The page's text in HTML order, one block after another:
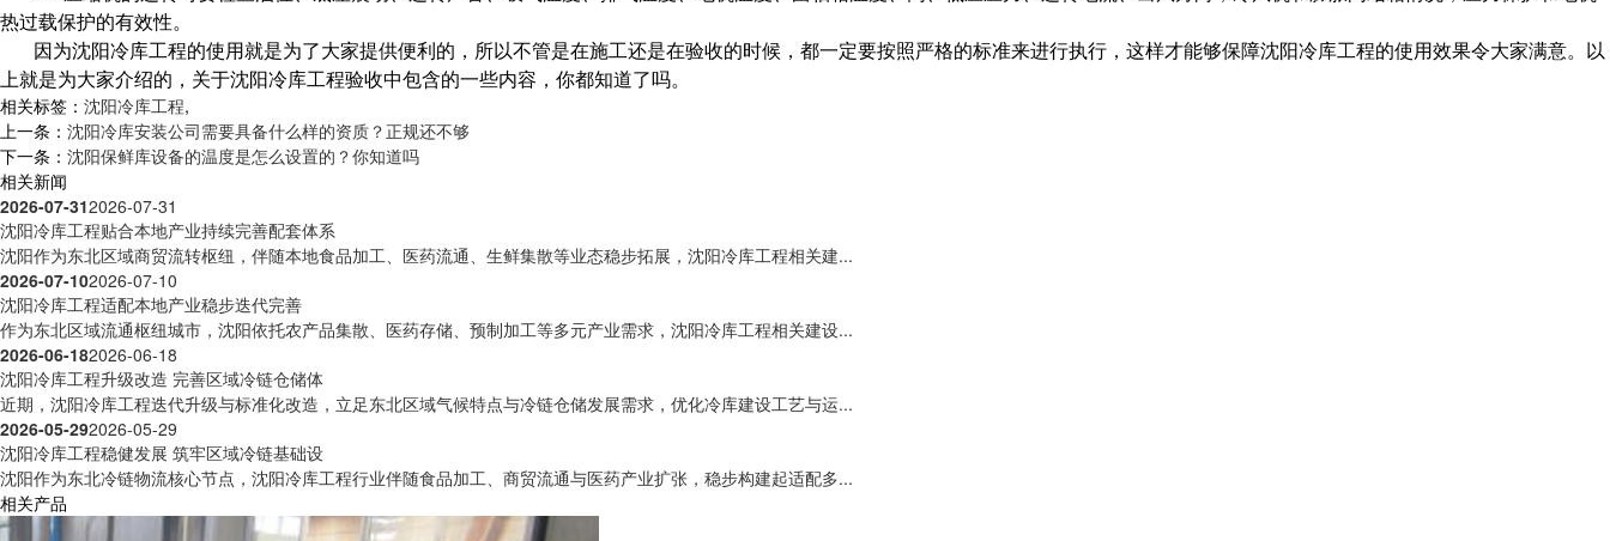
热过载保护的有效性。
因为沈阳冷库工程的使用就是为了大家提供便利的，所以不管是在施工还是在验收的时候，都一定要按照严格的标准来进行执行，这样才能够保障沈阳冷库工程的使用效果令大家满意。以
上就是为大家介绍的，关于沈阳冷库工程验收中包含的一些内容，你都知道了吗。
相关标签： 沈阳冷库工程,
上一条： 沈阳冷库安装公司需要具备什么样的资质？正规还不够
下一条： 沈阳保鲜库设备的温度是怎么设置的？你知道吗
相关新闻
2026-07-312026-07-31
沈阳冷库工程贴合本地产业持续完善配套体系
沈阳作为东北区域商贸流转枢纽，伴随本地食品加工、医药流通、生鲜集散等业态稳步拓展，沈阳冷库工程相关建...
2026-07-102026-07-10
沈阳冷库工程适配本地产业稳步迭代完善
作为东北区域流通枢纽城市，沈阳依托农产品集散、医药存储、预制加工等多元产业需求，沈阳冷库工程相关建设...
2026-06-182026-06-18
沈阳冷库工程升级改造 完善区域冷链仓储体
近期，沈阳冷库工程迭代升级与标准化改造，立足东北区域气候特点与冷链仓储发展需求，优化冷库建设工艺与运...
2026-05-292026-05-29
沈阳冷库工程稳健发展 筑牢区域冷链基础设
沈阳作为东北冷链物流核心节点，沈阳冷库工程行业伴随食品加工、商贸流通与医药产业扩张，稳步构建起适配多...
相关产品